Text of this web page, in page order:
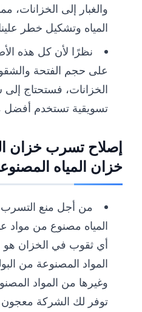
والغبار إلى الخزانات،
المياه وتشكيل خطر
نظرًا لأن كل هذه
على حجم الفتحة
الخزانات، فستحتاج
تسويقية تستخدم أفضل
إصلاح تسرب خزان
خزان المياه
من أجل منع التسرب
المياه مصنوع من مواد
أي ثقوب في الخزان هو
المواد المصنوعة من
وغيرها من المواد
توفر لك الشركة معجون